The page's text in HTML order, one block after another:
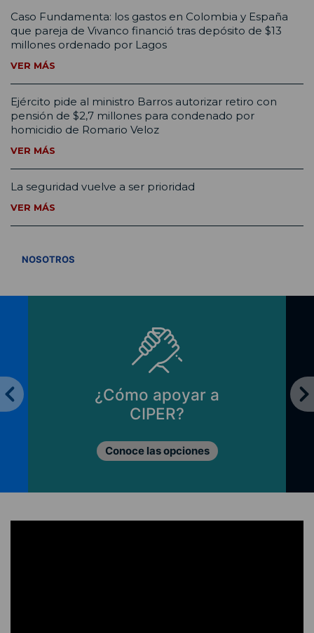
Caso Fundamenta: los gastos en Colombia y España
que pareja de Vivanco financió tras depósito de $13
millones ordenado por Lagos
VER MÁS
Ejército pide al ministro Barros autorizar retiro con
pensión de $2,7 millones para condenado por
homicidio de Romario Veloz
VER MÁS
La seguridad vuelve a ser prioridad
VER MÁS
NOSOTROS
¿Cómo apoyar a
CIPER?
Conoce las opciones